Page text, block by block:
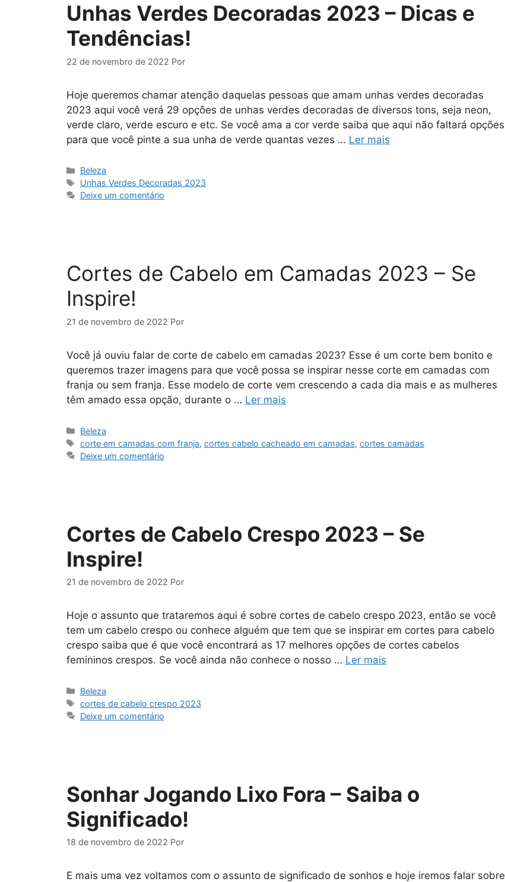
Unhas Verdes Decoradas 2023 – Dicas e
Tendências!
22 de novembro de 2022 Por
Hoje queremos chamar atenção daquelas pessoas que amam unhas verdes decoradas
2023 aqui você verá 29 opções de unhas verdes decoradas de diversos tons, seja neon,
verde claro, verde escuro e etc. Se você ama a cor verde saiba que aqui não faltará opções
para que você pinte a sua unha de verde quantas vezes … Ler mais
Categorias
Beleza
Tags
Unhas Verdes Decoradas 2023
Deixe um comentário
Cortes de Cabelo em Camadas 2023 – Se
Inspire!
21 de novembro de 2022 Por
Você já ouviu falar de corte de cabelo em camadas 2023? Esse é um corte bem bonito e
queremos trazer imagens para que você possa se inspirar nesse corte em camadas com
franja ou sem franja. Esse modelo de corte vem crescendo a cada dia mais e as mulheres
têm amado essa opção, durante o … Ler mais
Categorias
Beleza
Tags
corte em camadas com franja,cortes cabelo cacheado em camadas,cortes camadas
Deixe um comentário
Cortes de Cabelo Crespo 2023 – Se
Inspire!
21 de novembro de 2022 Por
Hoje o assunto que trataremos aqui é sobre cortes de cabelo crespo 2023, então se você
tem um cabelo crespo ou conhece alguém que tem que se inspirar em cortes para cabelo
crespo saiba que é que você encontrará as 17 melhores opções de cortes cabelos
femininos crespos. Se você ainda não conhece o nosso … Ler mais
Categorias
Beleza
Tags
cortes de cabelo crespo 2023
Deixe um comentário
Sonhar Jogando Lixo Fora – Saiba o
Significado!
18 de novembro de 2022 Por
E mais uma vez voltamos com o assunto de significado de sonhos e hoje iremos falar sobre